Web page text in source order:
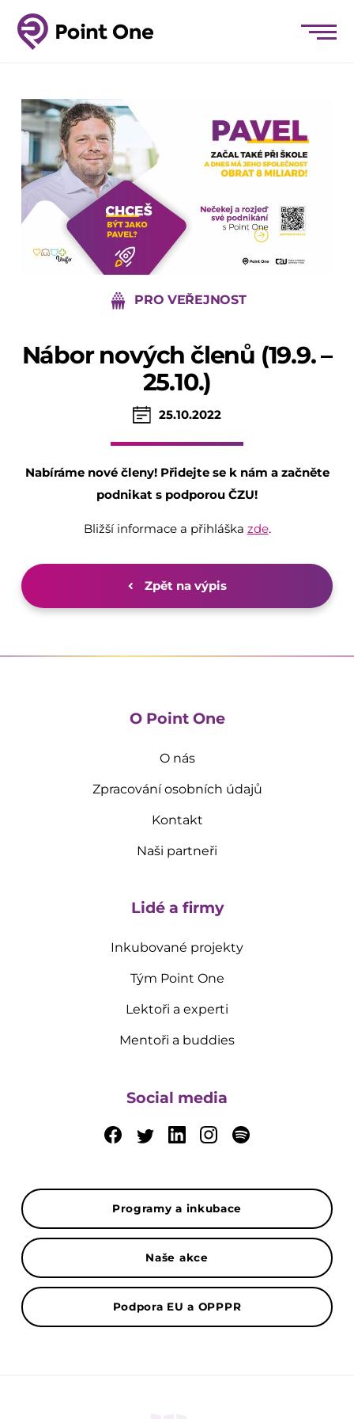
PRO VEŘEJNOST
Nábor nových členů (19.9. –
25.10.)
25.10.2022
Nabíráme nové členy! Přidejte se k nám a začněte
podnikat s podporou ČZU!
Bližší informace a přihláška zde.
Zpět na výpis
O Point One
O nás
Zpracování osobních údajů
Kontakt
Naši partneři
Lidé a firmy
Inkubované projekty
Tým Point One
Lektoři a experti
Mentoři a buddies
Social media
Programy a inkubace
Naše akce
Podpora EU a OPPPR